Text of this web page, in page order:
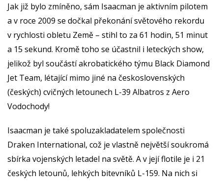
Jak již bylo zmíněno, sám Isaacman je aktivním pilotem
a v roce 2009 se dočkal překonání světového rekordu
v rychlosti obletu Země – stihl to za 61 hodin, 51 minut
a 15 sekund. Kromě toho se účastnil i leteckých show,
jelikož byl součástí akrobatického týmu Black Diamond
Jet Team, létající mimo jiné na československých
(českých) cvičných letounech L-39 Albatros z Aero
Vodochody!
Isaacman je také spoluzakladatelem společnosti
Draken International, což je vlastně největší soukromá
sbírka vojenských letadel na světě. A v její flotile je i 21
českých letounů, lehkých bitevníků L-159. Na nich si